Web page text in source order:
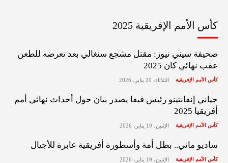
كأس الأمم الإفريقية 2025
صحيفة سيني نيوز: مقتل مشجع سنغالي بعد تعرضه للطعن
عقب نهائي كان 2025
كأس الأمم الإفريقية الثلاثاء، 20 يناير، 2026
جياني إنفانتينو رئيس فيفا يصدر بيان حول أحداث نهائي أمم
أفريقيا 2025
كأس الأمم الإفريقية الإثنين، 19 يناير، 2026
ساديو ماني.. بطل أمة وأسطورة أفريقية عابرة للأجيال
كأس الأمم الإفريقية الإثنين، 19 يناير، 2026